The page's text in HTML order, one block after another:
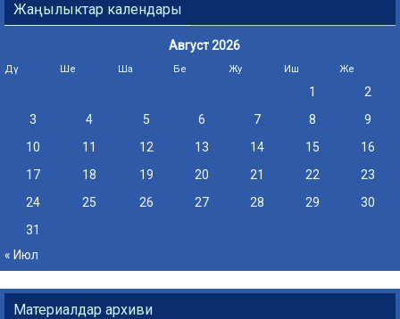
Жаңылыктар календары
Август 2026
Дү Ше Ша Бе Жу Иш Же
1
2
3
4 5 6 7 8
9
10
11 12 13 14 15
16
17
18 19 20 21 22
23
24
25 26 27 28 29
30
31
« Июл
Материалдар архиви